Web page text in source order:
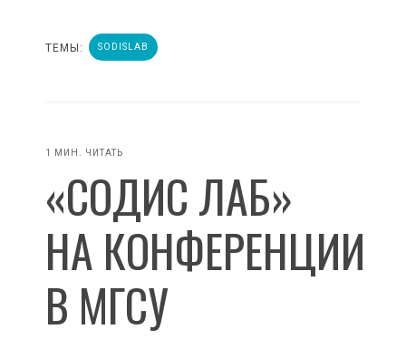
ТЕМЫ: SODISLAB
1 МИН. ЧИТАТЬ
«СОДИС ЛАБ»
НА КОНФЕРЕНЦИИ
В МГСУ